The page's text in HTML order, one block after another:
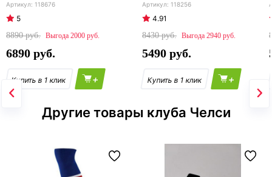
118676
5
8890
2000
6890
+
118256
4.91
8430
2940
5490
+
Другие товары клуба Челси